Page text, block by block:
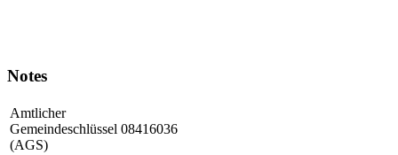
Notes
Amtlicher
Gemeindeschlüssel
(AGS)
08416036